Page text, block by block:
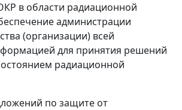
в области радиационной
администрации
(организации) всей
для принятия решений
радиационной
по защите от